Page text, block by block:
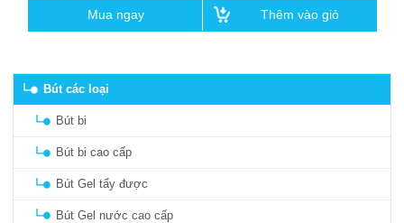
Mua ngay Thêm vào giỏ
Bút các loại
Bút bi
Bút bi cao cấp
Bút Gel tẩy được
Bút Gel nước cao cấp